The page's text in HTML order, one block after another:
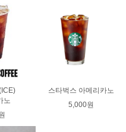
노
스타벅스 아메리카노
5,000원